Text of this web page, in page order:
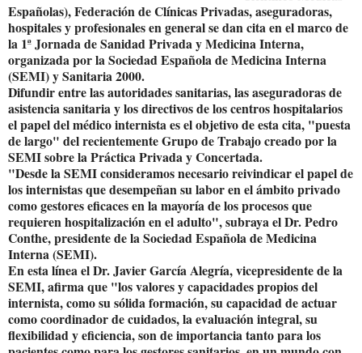
Españolas), Federación de Clínicas Privadas, aseguradoras,
hospitales y profesionales en general se dan cita en el marco de
la 1ª Jornada de Sanidad Privada y Medicina Interna,
organizada por la Sociedad Española de Medicina Interna
(SEMI) y Sanitaria 2000.
Difundir entre las autoridades sanitarias, las aseguradoras de
asistencia sanitaria y los directivos de los centros hospitalarios
el papel del médico internista es el objetivo de esta cita, "puesta
de largo" del recientemente Grupo de Trabajo creado por la
SEMI sobre la Práctica Privada y Concertada.
"Desde la SEMI consideramos necesario reivindicar el papel de
los internistas que desempeñan su labor en el ámbito privado
como gestores eficaces en la mayoría de los procesos que
requieren hospitalización en el adulto", subraya el Dr. Pedro
Conthe, presidente de la Sociedad Española de Medicina
Interna (SEMI).
En esta línea el Dr. Javier García Alegría, vicepresidente de la
SEMI, afirma que "los valores y capacidades propios del
internista, como su sólida formación, su capacidad de actuar
como coordinador de cuidados, la evaluación integral, su
flexibilidad y eficiencia, son de importancia tanto para los